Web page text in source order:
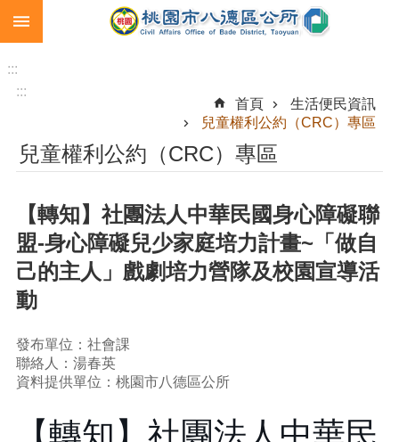
跳到主要內容區塊
民
卡
急
難
救
助
進
搜
尋
:::
:::
首頁
生活便民資訊
兒童權利公約（CRC）專區
兒童權利公約（CRC）專區
【轉知】社團法人中華民國身心障礙聯
盟-身心障礙兒少家庭培力計畫~「做自
己的主人」戲劇培力營隊及校園宣導活
動
發布單位：社會課
聯絡人：湯春英
資料提供單位：桃園市八德區公所
【轉知】社團法人中華民